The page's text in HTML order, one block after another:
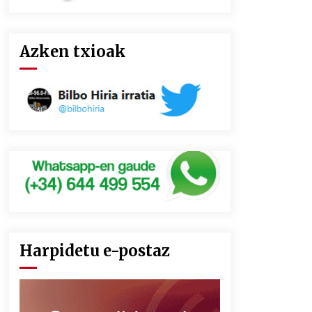
Azken txioak
Harpidetu e-postaz